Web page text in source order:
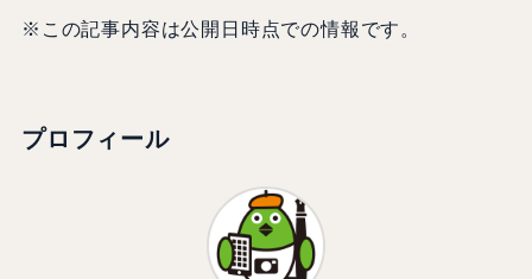
※この記事内容は公開日時点での情報です。
プロフィール